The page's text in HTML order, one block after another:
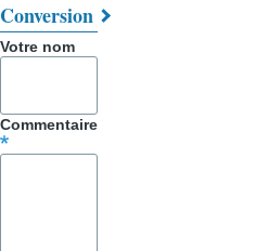
transversaux
de
pour
Conversion
Votre nom
Commentaire